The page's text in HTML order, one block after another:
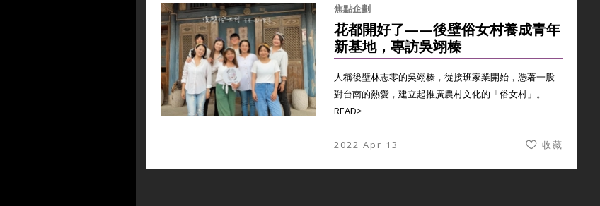
焦點企劃
花都開好了——後壁俗女村養成青年
新基地，專訪吳翊榛
人稱後壁林志零的吳翊榛，從接班家業開始，憑著一股
對台南的熱愛，建立起推廣農村文化的「俗女村」。
READ>
2022 Apr 13 收藏